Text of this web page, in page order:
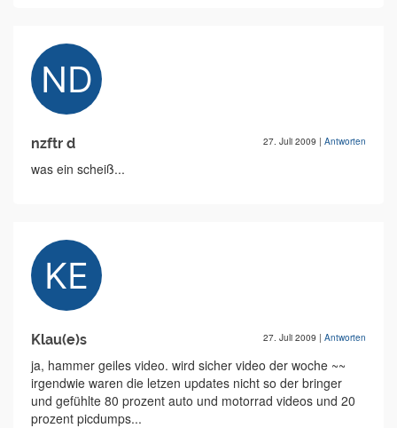
nzftr d 27. Juli 2009 | Antworten
was ein scheiß...
Klau(e)s 27. Juli 2009 | Antworten
ja, hammer geiles video. wird sicher video der woche ~~
irgendwie waren die letzen updates nicht so der bringer
und gefühlte 80 prozent auto und motorrad videos und 20
prozent picdumps...